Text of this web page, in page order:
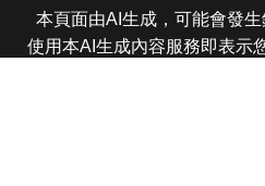
本頁面由AI生成，可能會發生
使用本AI生成內容服務即表示